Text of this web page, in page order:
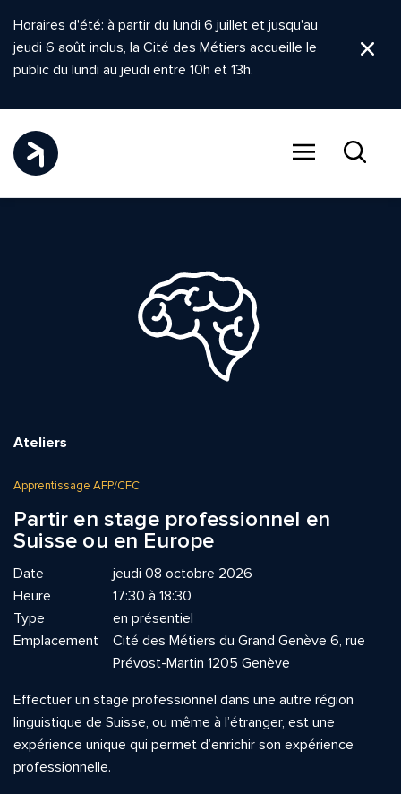
Horaires d'été: à partir du lundi 6 juillet et jusqu'au
jeudi 6 août inclus, la Cité des Métiers accueille le
public du lundi au jeudi entre 10h et 13h.
Ateliers
Apprentissage AFP/CFC
Partir en stage professionnel en
Suisse ou en Europe
Date
jeudi 08 octobre 2026
Heure
17:30 à 18:30
Type
en présentiel
Emplacement
Cité des Métiers du Grand Genève 6, rue
Prévost-Martin 1205 Genève
Effectuer un stage professionnel dans une autre région
linguistique de Suisse, ou même à l’étranger, est une
expérience unique qui permet d’enrichir son expérience
professionnelle.